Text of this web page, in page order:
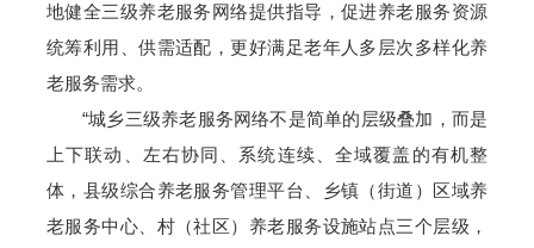
地健全三级养老服务网络提供指导，促进养老服务资源
统筹利用、供需适配，更好满足老年人多层次多样化养
老服务需求。
“城乡三级养老服务网络不是简单的层级叠加，而是
上下联动、左右协同、系统连续、全域覆盖的有机整
体，县级综合养老服务管理平台、乡镇（街道）区域养
老服务中心、村（社区）养老服务设施站点三个层级，